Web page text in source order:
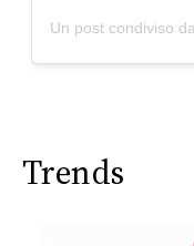
Un post condiviso
Trends